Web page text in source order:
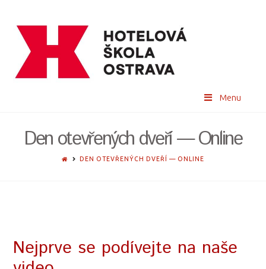
Menu
Den otevřených dveří — Online
HOMEDEN OTEVŘENÝCH DVEŘÍ — ONLINE
Nejprve se podívejte na naše